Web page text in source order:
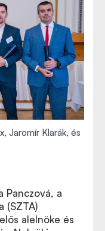
Jaromír Klarák, és
Panczová, a
(SZTA)
alelnöke és